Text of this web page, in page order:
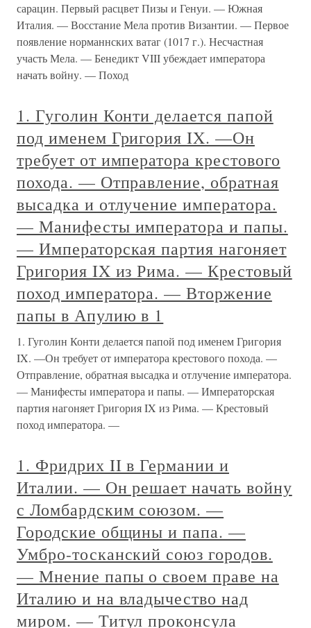
сарацин. Первый расцвет Пизы и Генуи. — Южная
Италия. — Восстание Мела против Византии. — Первое
появление норманнских ватаг (1017 г.). Несчастная
участь Мела. — Бенедикт VIII убеждает императора
начать войну. — Поход
1. Гуголин Конти делается папой
под именем Григория IX. —Он
требует от императора крестового
похода. — Отправление, обратная
высадка и отлучение императора.
— Манифесты императора и папы.
— Императорская партия нагоняет
Григория IX из Рима. — Крестовый
поход императора. — Вторжение
папы в Апулию в 1
1. Гуголин Конти делается папой под именем Григория
IX. —Он требует от императора крестового похода. —
Отправление, обратная высадка и отлучение императора.
— Манифесты императора и папы. — Императорская
партия нагоняет Григория IX из Рима. — Крестовый
поход императора. —
1. Фридрих II в Германии и
Италии. — Он решает начать войну
с Ломбардским союзом. —
Городские общины и папа. —
Умбро-тосканский союз городов.
— Мнение папы о своем праве на
Италию и на владычество над
миром. — Титул проконсула